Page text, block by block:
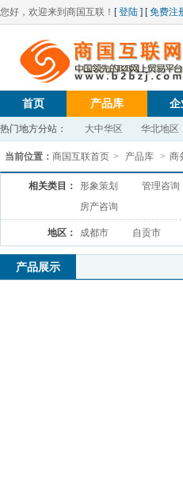
您好，欢迎来到商国互联！ [登陆 ] [免费注
首页 产品库 企
热门地方分站： 大中华区 华北地区
当前位置： 商国互联首页 > 产品库 > 商
相关类目： 形象策划 管理咨询
房产咨询
地区： 成都市 自贡市
产品展示